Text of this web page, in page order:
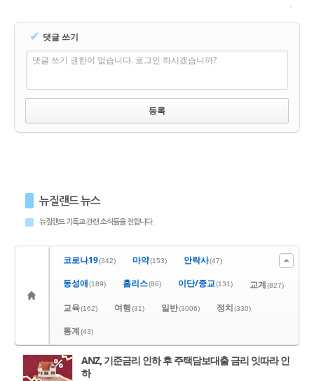
✔ 댓글 쓰기
댓글 쓰기 권한이 없습니다. 로그인 하시겠습니까?
뉴질랜드 뉴스
뉴질랜드 기독교 관련 소식들을 전합니다.
코로나19(342) 마약(153) 안락사(47)
동성애(189) 홈리스(86) 이단/종교(131) 교계(827)
교육(162) 여행(31) 일반(3006) 정치(330)
통계(43)
ANZ, 기준금리 인하 후 주택담보대출 금리 잇따라 인
하